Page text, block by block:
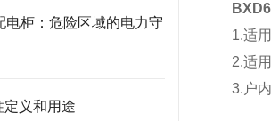
电柜：危险区域的电力守
定义和用途
1.适
2.适
3.户